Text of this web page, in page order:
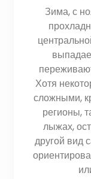
Зима, с
Хотя
сложными,
регионы,
лыжах,
другой вид